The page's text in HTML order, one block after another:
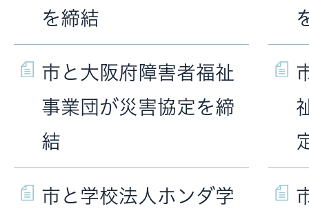
を締結
市と大阪府障害者福祉
事業団が災害協定を締
結
市と学校法人ホンダ学